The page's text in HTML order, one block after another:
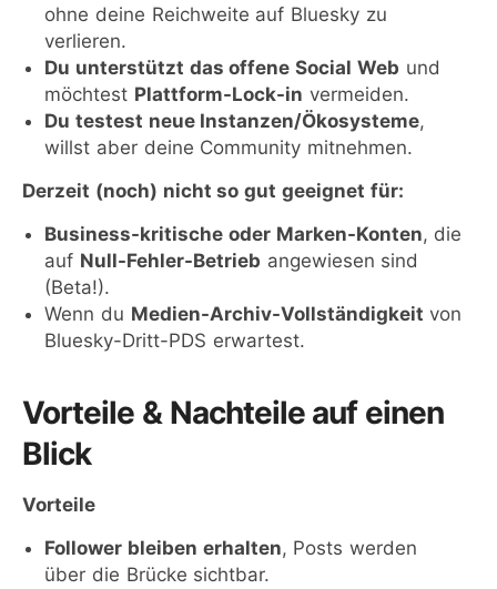
ohne deine Reichweite auf Bluesky zu
verlieren.
Du unterstützt das offene Social Web und
möchtest Plattform-Lock-in vermeiden.
Du testest neue Instanzen/Ökosysteme,
willst aber deine Community mitnehmen.
Derzeit (noch) nicht so gut geeignet für:
Business-kritische oder Marken-Konten, die
auf Null-Fehler-Betrieb angewiesen sind
(Beta!).
Wenn du Medien-Archiv-Vollständigkeit von
Bluesky-Dritt-PDS erwartest.
Vorteile & Nachteile auf einen
Blick
Vorteile
Follower bleiben erhalten, Posts werden
über die Brücke sichtbar.